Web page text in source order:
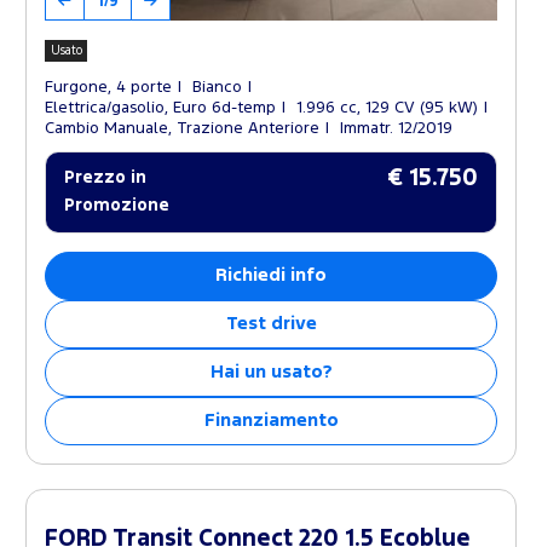
Usato
Furgone, 4 porte
Bianco
Elettrica/gasolio, Euro 6d-temp
1.996 cc, 129 CV (95 kW)
Cambio Manuale, Trazione Anteriore
Immatr. 12/2019
Prezzo in
Promozione
€ 15.750
Richiedi info
Test drive
Hai un usato?
Finanziamento
FORD Transit Connect 220 1.5 Ecoblue